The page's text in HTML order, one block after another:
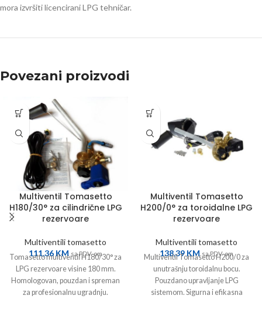
mora izvršiti licencirani LPG tehničar.
Povezani proizvodi
Multiventil Tomasetto
H180/30° za cilindrične LPG
rezervoare
Multiventili tomasetto
111,36 KM sa PDV-om
Tomasetto multiventil H180/30° za
LPG rezervoare visine 180 mm.
Homologovan, pouzdan i spreman
za profesionalnu ugradnju.
Multiventil Tomasetto
H200/0° za toroidalne LPG
rezervoare
Multiventili tomasetto
138,39 KM sa PDV-om
Multiventil Tomasetto H200/0 za
unutrašnju toroidalnu bocu.
Pouzdano upravljanje LPG
sistemom. Sigurna i efikasna